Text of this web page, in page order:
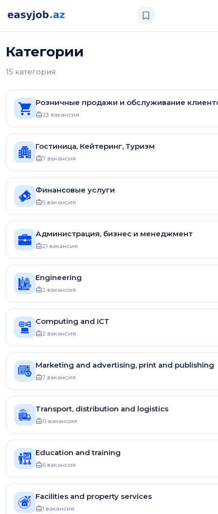
Категории
15 категория
Розничные продажи и обслуживание
23 вакансия
Гостиница, Кейтеринг, Туризм
7 вакансия
Финансовые услуги
9 вакансия
Администрация, бизнес и менеджмент
21 вакансия
Engineering
2 вакансия
Computing and ICT
2 вакансия
Marketing and advertising, print and publishing
7 вакансия
Transport, distribution and logistics
0 вакансия
Education and training
6 вакансия
Facilities and property services
1 вакансия